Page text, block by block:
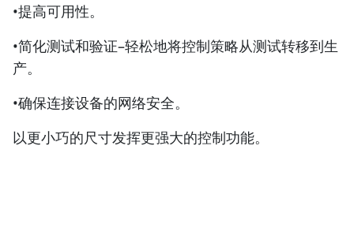
•提高可用性。
•简化测试和验证–轻松地将控制策略从测试转移到生
产。
•确保连接设备的网络安全。
以更小巧的尺寸发挥更强大的控制功能。